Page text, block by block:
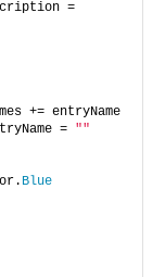
+= entryName
=
""
Blue